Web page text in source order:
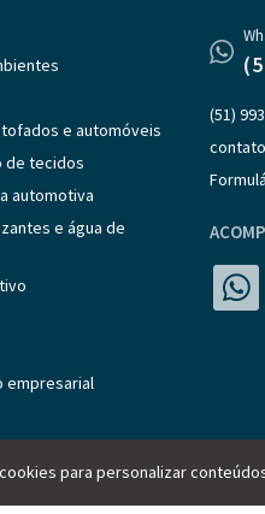
e automóveis
de tecidos
automotiva
e água de
empresarial
(51)
para personalizar